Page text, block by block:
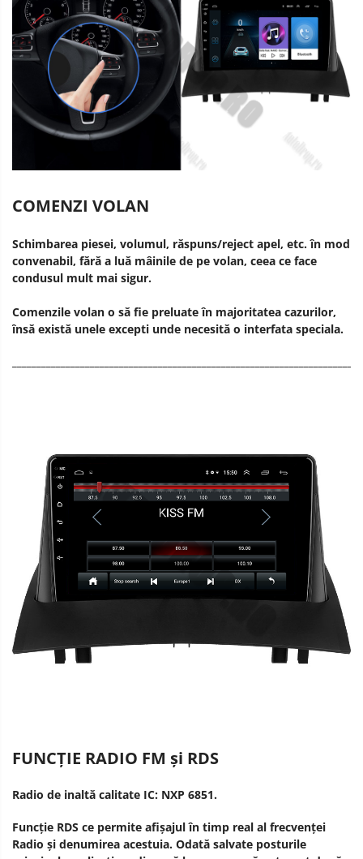
COMENZI VOLAN
Schimbarea piesei, volumul, răspuns/reject apel, etc. în mod
convenabil, fără a luă mâinile de pe volan, ceea ce face
condusul mult mai sigur.
Comenzile volan o să fie preluate în majoritatea cazurilor,
însă există unele excepti unde necesită o interfata speciala.
FUNCȚIE RADIO FM și RDS
Radio de inaltă calitate IC: NXP 6851.
Funcție RDS ce permite afișajul în timp real al frecvenței
Radio și denumirea acestuia. Odată salvate posturile